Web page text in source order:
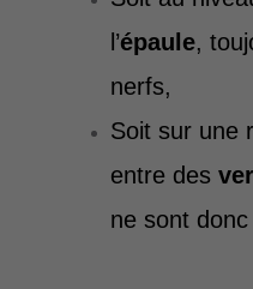
l’épaule,
nerfs,
Soit sur une
entre des
ne sont